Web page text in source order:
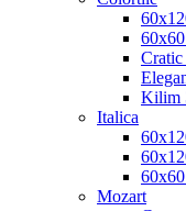
Italica
Mozart